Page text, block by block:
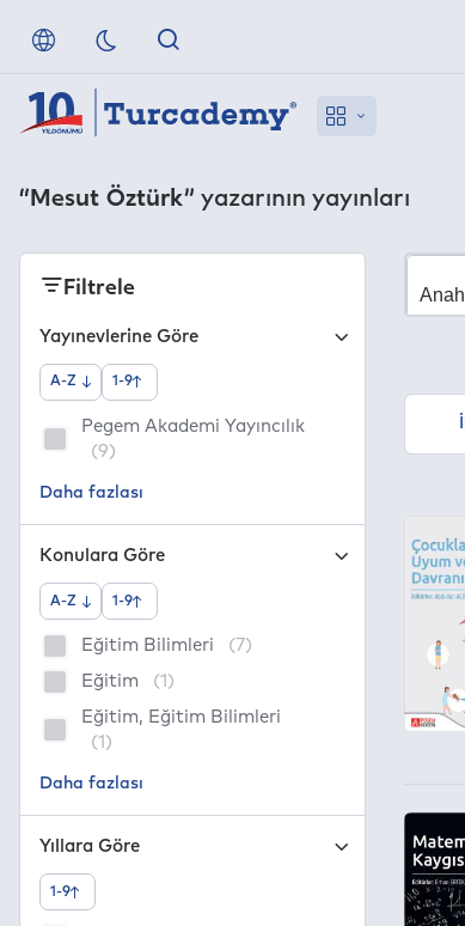
“Mesut Öztürk” yazarının yayınları
Filtrele
Yayınevlerine Göre
A-Z 1-9
Pegem Akademi Yayıncılık
(9)
Konulara Göre
A-Z 1-9
Eğitim Bilimleri
(7)
Eğitim
(1)
Eğitim, Eğitim Bilimleri
(1)
Yıllara Göre
1-9